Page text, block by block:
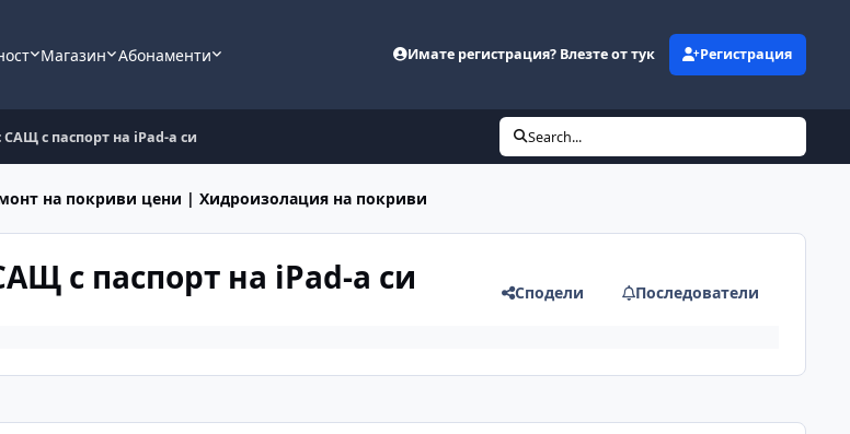
Магазин Абонаменти Имате регистрация? Влезте от тук Регистрация
с паспорт на iPad-а си Search...
на покриви цени | Хидроизолация на покриви
с паспорт на iPad-а си Сподели Последователи